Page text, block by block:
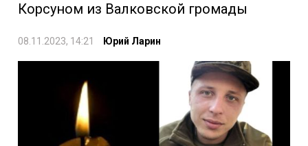
Корсуном из Валковской громады
08.11.2023, 14:21 Юрий Ларин